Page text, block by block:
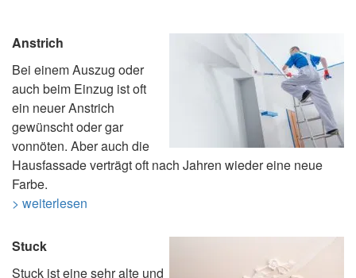
Anstrich
Bei einem Auszug oder
auch beim Einzug ist oft
ein neuer Anstrich
gewünscht oder gar
vonnöten. Aber auch die
Hausfassade verträgt oft nach Jahren wieder eine neue
Farbe.
> weiterlesen
Stuck
Stuck ist eine sehr alte und